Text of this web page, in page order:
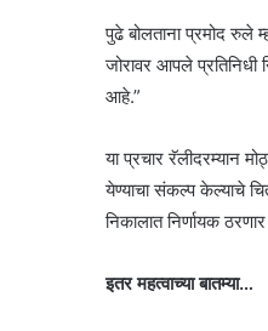
पुढे बोलताना प्रमोद रुले
जोरावर आपले
आहे.”
या प्रचार रॅलीदरम्यान
येण्याचा संकल्प केल्याचे
निकालात निर्णायक
इतर महत्वाच्या बातम्या…